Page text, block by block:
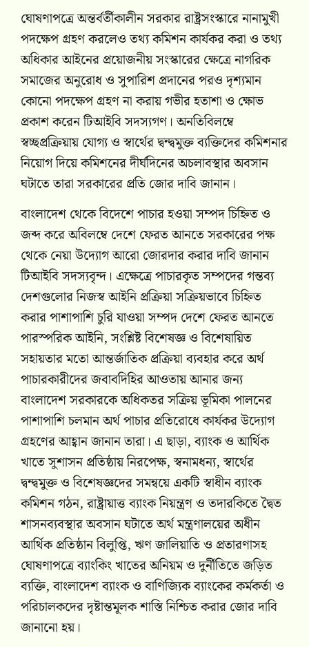
ঘোষণাপত্রে অন্তর্বর্তীকালীন সরকার রাষ্ট্রসংস্কারে নানামুখী
পদক্ষেপ গ্রহণ করলেও তথ্য কমিশন কার্যকর করা ও তথ্য
অধিকার আইনের প্রয়োজনীয় সংস্কারের ক্ষেত্রে নাগরিক
সমাজের অনুরোধ ও সুপারিশ প্রদানের পরও দৃশ্যমান
কোনো পদক্ষেপ গ্রহণ না করায় গভীর হতাশা ও ক্ষোভ
প্রকাশ করেন টিআইবি সদস্যগণ। অনতিবিলম্বে
স্বচ্ছপ্রক্রিয়ায় যোগ্য ও স্বার্থের দ্বন্দ্বমুক্ত ব্যক্তিদের কমিশনার
নিয়োগ দিয়ে কমিশনের দীর্ঘদিনের অচলাবস্থার অবসান
ঘটাতে তারা সরকারের প্রতি জোর দাবি জানান।
বাংলাদেশ থেকে বিদেশে পাচার হওয়া সম্পদ চিহ্নিত ও
জব্দ করে অবিলম্বে দেশে ফেরত আনতে সরকারের পক্ষ
থেকে নেয়া উদ্যোগ আরো জোরদার করার দাবি জানান
টিআইবি সদস্যবৃন্দ। এক্ষেত্রে পাচারকৃত সম্পদের গন্তব্য
দেশগুলোর নিজস্ব আইনি প্রক্রিয়া সক্রিয়ভাবে চিহ্নিত
করার পাশাপাশি চুরি যাওয়া সম্পদ দেশে ফেরত আনতে
পারস্পরিক আইনি, সংশ্লিষ্ট বিশেষজ্ঞ ও বিশেষায়িত
সহায়তার মতো আন্তর্জাতিক প্রক্রিয়া ব্যবহার করে অর্থ
পাচারকারীদের জবাবদিহির আওতায় আনার জন্য
বাংলাদেশ সরকারকে অধিকতর সক্রিয় ভূমিকা পালনের
পাশাপাশি চলমান অর্থ পাচার প্রতিরোধে কার্যকর উদ্যোগ
গ্রহণের আহ্বান জানান তারা। এ ছাড়া, ব্যাংক ও আর্থিক
খাতে সুশাসন প্রতিষ্ঠায় নিরপেক্ষ, স্বনামধন্য, স্বার্থের
দ্বন্দ্বমুক্ত ও বিশেষজ্ঞদের সমন্বয়ে একটি স্বাধীন ব্যাংক
কমিশন গঠন, রাষ্ট্রায়াত্ত ব্যাংক নিয়ন্ত্রণ ও তদারকিতে দ্বৈত
শাসনব্যবস্থার অবসান ঘটাতে অর্থ মন্ত্রণালয়ের অধীন
আর্থিক প্রতিষ্ঠান বিলুপ্তি, ঋণ জালিয়াতি ও প্রতারণাসহ
ঘোষণাপত্রে ব্যাংকিং খাতের অনিয়ম ও দুর্নীতিতে জড়িত
ব্যক্তি, বাংলাদেশ ব্যাংক ও বাণিজ্যিক ব্যাংকের কর্মকর্তা ও
পরিচালকদের দৃষ্টান্তমূলক শাস্তি নিশ্চিত করার জোর দাবি
জানানো হয়।